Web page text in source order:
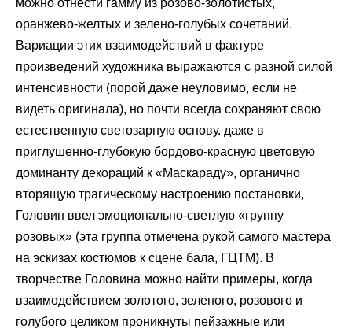
можно отнести гамму из розово-золотистых,
оранжево-желтых и зелено-голубых сочетаний.
Вариации этих взаимодействий в фактуре
произведений художника выражаются с разной силой
интенсивности (порой даже неуловимо, если не
видеть оригинала), но почти всегда сохраняют свою
естественную светозарную основу. даже в
приглушенно-глубокую бордово-красную цветовую
доминанту декораций к «Маскараду», органично
вторящую трагическому настроению постановки,
Головин ввел эмоционально-светлую «группу
розовых» (эта группа отмечена рукой самого мастера
на эскизах костюмов к сцене бала, ГЦТМ). В
творчестве Головина можно найти примеры, когда
взаимодействием золотого, зеленого, розового и
голубого целиком проникнуты пейзажные или